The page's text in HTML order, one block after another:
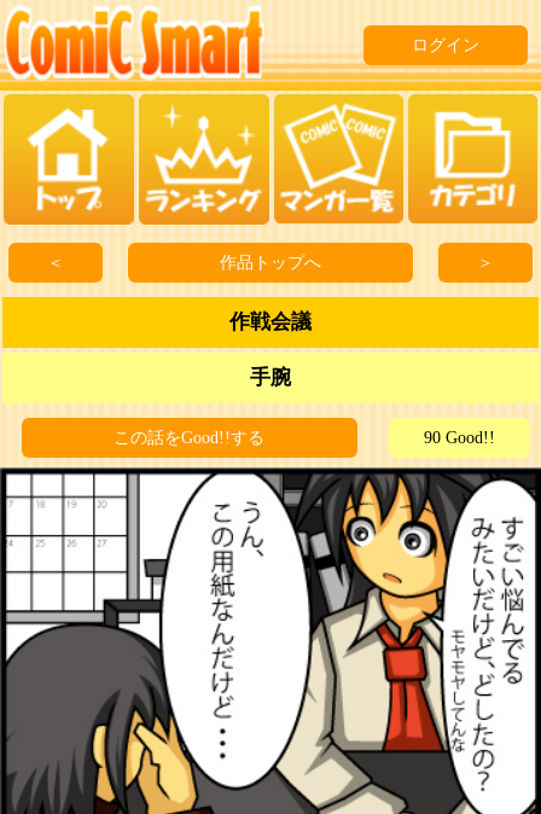
ログイン
＜ 作品トップへ ＞
作戦会議
手腕
この話をGood!!する 90 Good!!